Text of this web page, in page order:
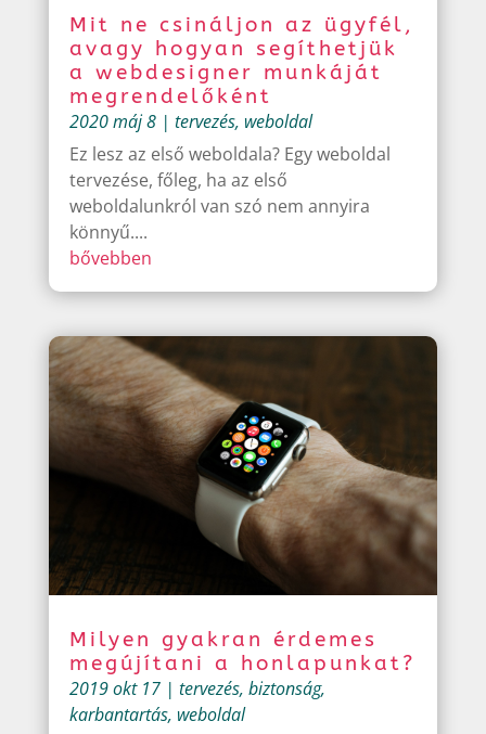
Mit ne csináljon az ügyfél,
avagy hogyan segíthetjük
a webdesigner munkáját
megrendelőként
2020 máj 8| tervezés, weboldal
Ez lesz az első weboldala? Egy weboldal
tervezése, főleg, ha az első
weboldalunkról van szó nem annyira
könnyű....
bővebben
Milyen gyakran érdemes
megújítani a honlapunkat?
2019 okt 17| tervezés, biztonság,
karbantartás, weboldal